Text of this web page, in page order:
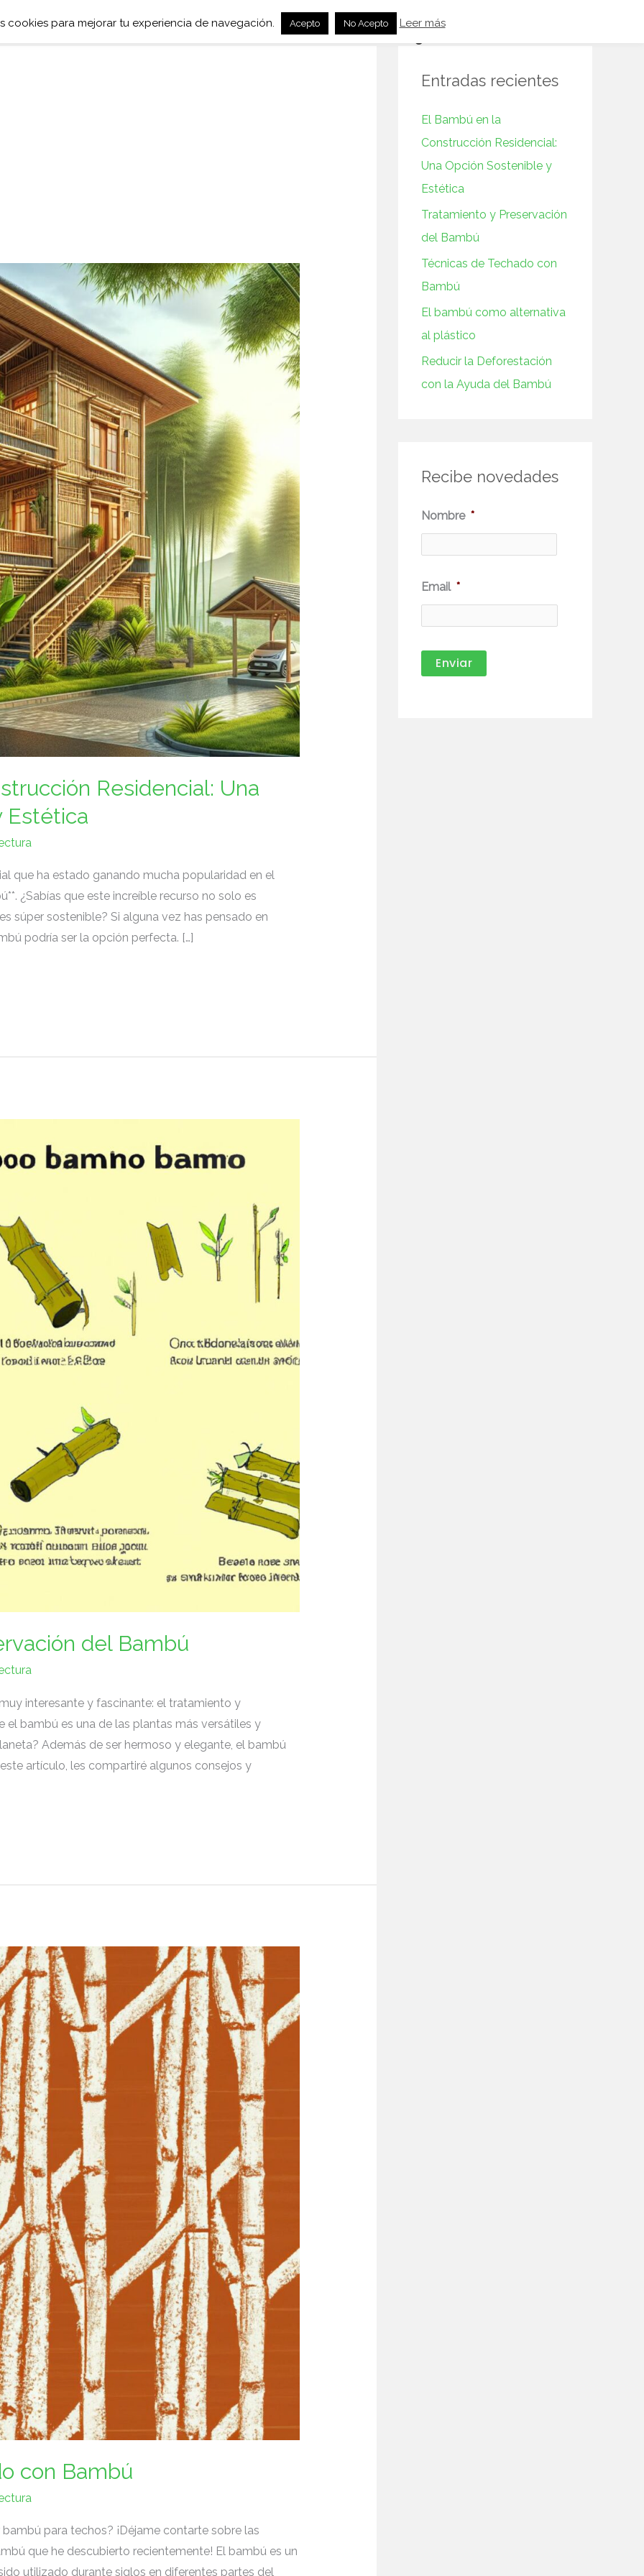
Jardín Cocina Feng Shui
Residencial: Una
⁢Estética
que ha estado ganando mucha popularidad​ en el
¿Sabías que este increíble recurso no solo es⁤
súper sostenible? Si alguna vez has pensado en⁤
‌podría ser la⁣ opción perfecta. […]
del Bambú
interesante y fascinante: el​ tratamiento y
el ‍bambú es una de ​las plantas más versátiles y⁤
Además⁣ de ser hermoso y elegante, el⁤ bambú
artículo, les compartiré algunos consejos‌ y
con Bambú
para ⁤techos? ¡Déjame contarte sobre las
que he descubierto recientemente! ​El bambú es⁤ un
utilizado durante ⁢siglos en diferentes partes ‍del
Entradas recientes
El Bambú en la
Construcción‌ Residencial:
Una Opción Sostenible y
⁢Estética
Tratamiento y Preservación
del Bambú
Técnicas de Techado con
Bambú
El bambú como alternativa
al plástico
Reducir la Deforestación
con la Ayuda del Bambú
Recibe novedades
Nombre *
o
r
e
Email *
cookies para mejorar tu experiencia de navegación. Acepto No Acepto Leer más